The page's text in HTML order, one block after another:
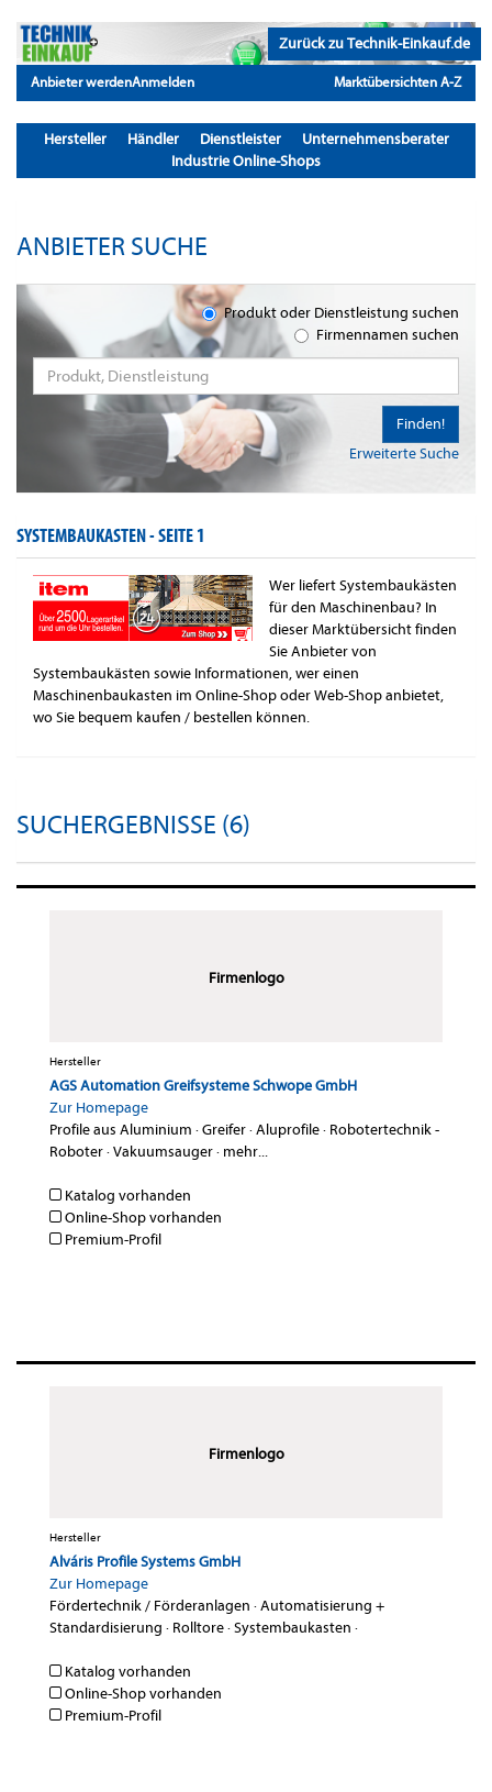
Zurück zu Technik-Einkauf.de
Anbieter werdenAnmelden Marktübersichten A-Z
Hersteller Händler Dienstleister
Unternehmensberater
Industrie Online-Shops
ANBIETER SUCHE
Produkt oder Dienstleistung suchen
Firmennamen suchen
Erweiterte Suche
Finden!
SYSTEMBAUKASTEN -SEITE 1
Wer liefert Systembaukästen
für den Maschinenbau? In
dieser Marktübersicht finden
Sie Anbieter von
Systembaukästen sowie Informationen, wer einen
Maschinenbaukasten im Online-Shop oder Web-Shop anbietet,
wo Sie bequem kaufen / bestellen können.
SUCHERGEBNISSE (6)
Firmenlogo
Hersteller
AGS Automation Greifsysteme Schwope GmbH
Zur Homepage
Profile aus Aluminium ·Greifer·Aluprofile· Robotertechnik -
Roboter·Vakuumsauger· mehr...
Katalog vorhanden
Online-Shop vorhanden
Premium-Profil
Firmenlogo
Hersteller
Alváris Profile Systems GmbH
Zur Homepage
Fördertechnik / Förderanlagen ·Automatisierung +
Standardisierung · Rolltore·Systembaukasten ·
Katalog vorhanden
Online-Shop vorhanden
Premium-Profil